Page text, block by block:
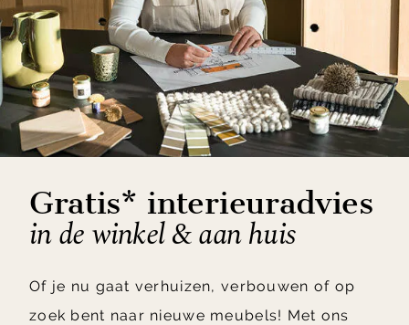
Gratis* interieuradvies
in de winkel & aan huis
Of je nu gaat verhuizen, verbouwen of op
zoek bent naar nieuwe meubels! Met ons